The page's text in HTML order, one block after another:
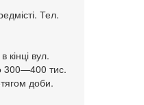
Тел.
вул.
300—400 тис.
доби.